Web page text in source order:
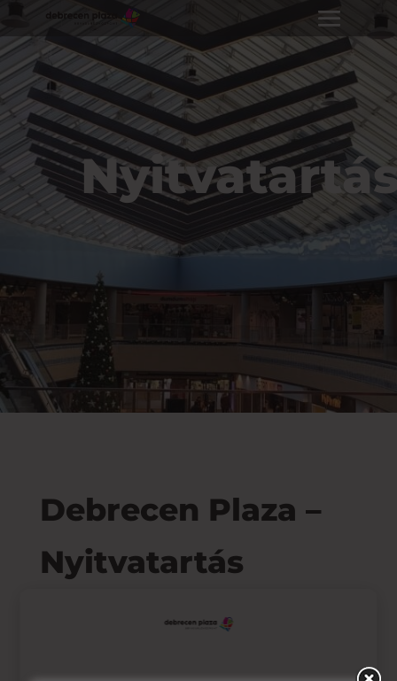
Debrecen Plaza –
Nyitvatartás
A Debrecen Plaza általános nyitvatartása: